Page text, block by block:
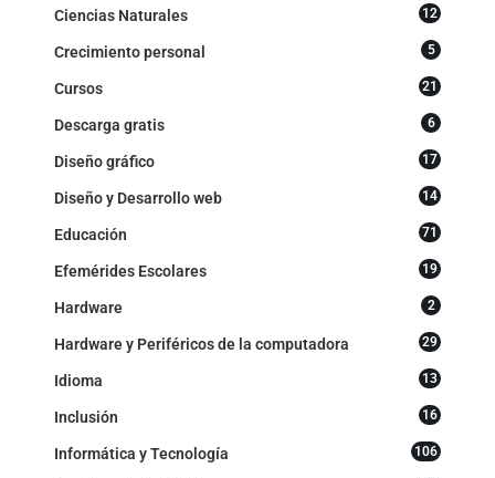
Ciencias Naturales 12
Crecimiento personal 5
Cursos 21
Descarga gratis 6
Diseño gráfico 17
Diseño y Desarrollo web 14
Educación 71
Efemérides Escolares 19
Hardware 2
Hardware y Periféricos de la computadora 29
Idioma 13
Inclusión 16
Informática y Tecnología 106